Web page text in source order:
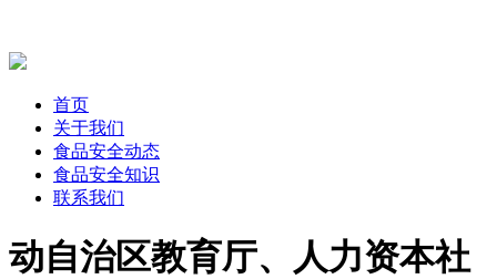
首页
关于我们
食品安全动态
食品安全知识
联系我们
动自治区教育厅、人力资本社